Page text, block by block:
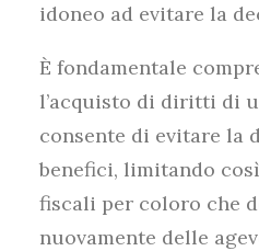
idoneo ad evitare la
È fondamentale
l’acquisto di diritti di
consente di evitare la
benefici, limitando
fiscali per coloro che
nuovamente delle